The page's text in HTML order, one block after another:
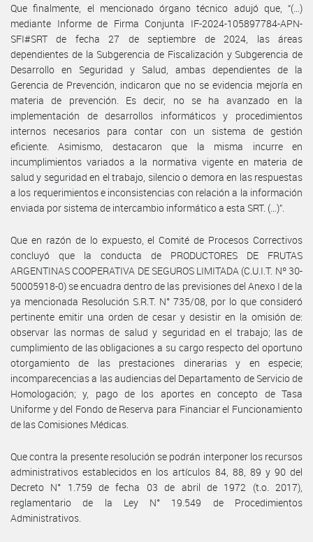
Que finalmente, el mencionado órgano técnico adujó que, “(…)
mediante Informe de Firma Conjunta IF-2024-105897784-APN-
SFI#SRT de fecha 27 de septiembre de 2024, las áreas
dependientes de la Subgerencia de Fiscalización y Subgerencia de
Desarrollo en Seguridad y Salud, ambas dependientes de la
Gerencia de Prevención, indicaron que no se evidencia mejoría en
materia de prevención. Es decir, no se ha avanzado en la
implementación de desarrollos informáticos y procedimientos
internos necesarios para contar con un sistema de gestión
eficiente. Asimismo, destacaron que la misma incurre en
incumplimientos variados a la normativa vigente en materia de
salud y seguridad en el trabajo, silencio o demora en las respuestas
a los requerimientos e inconsistencias con relación a la información
enviada por sistema de intercambio informático a esta SRT. (…)”.
Que en razón de lo expuesto, el Comité de Procesos Correctivos
concluyó que la conducta de PRODUCTORES DE FRUTAS
ARGENTINAS COOPERATIVA DE SEGUROS LIMITADA (C.U.I.T. Nº 30-
50005918-0) se encuadra dentro de las previsiones del Anexo I de la
ya mencionada Resolución S.R.T. N° 735/08, por lo que consideró
pertinente emitir una orden de cesar y desistir en la omisión de:
observar las normas de salud y seguridad en el trabajo; las de
cumplimiento de las obligaciones a su cargo respecto del oportuno
otorgamiento de las prestaciones dinerarias y en especie;
incomparecencias a las audiencias del Departamento de Servicio de
Homologación; y, pago de los aportes en concepto de Tasa
Uniforme y del Fondo de Reserva para Financiar el Funcionamiento
de las Comisiones Médicas.
Que contra la presente resolución se podrán interponer los recursos
administrativos establecidos en los artículos 84, 88, 89 y 90 del
Decreto N° 1.759 de fecha 03 de abril de 1972 (t.o. 2017),
reglamentario de la Ley N° 19.549 de Procedimientos
Administrativos.